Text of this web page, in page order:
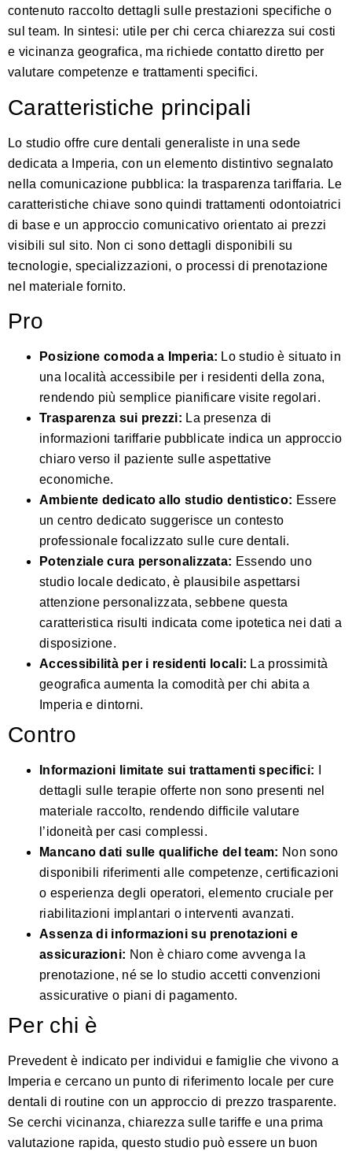
contenuto raccolto dettagli sulle prestazioni specifiche o
sul team. In sintesi: utile per chi cerca chiarezza sui costi
e vicinanza geografica, ma richiede contatto diretto per
valutare competenze e trattamenti specifici.
Caratteristiche principali
Lo studio offre cure dentali generaliste in una sede
dedicata a Imperia, con un elemento distintivo segnalato
nella comunicazione pubblica: la trasparenza tariffaria. Le
caratteristiche chiave sono quindi trattamenti odontoiatrici
di base e un approccio comunicativo orientato ai prezzi
visibili sul sito. Non ci sono dettagli disponibili su
tecnologie, specializzazioni, o processi di prenotazione
nel materiale fornito.
Pro
Posizione comoda a Imperia: Lo studio è situato in
una località accessibile per i residenti della zona,
rendendo più semplice pianificare visite regolari.
Trasparenza sui prezzi: La presenza di
informazioni tariffarie pubblicate indica un approccio
chiaro verso il paziente sulle aspettative
economiche.
Ambiente dedicato allo studio dentistico: Essere
un centro dedicato suggerisce un contesto
professionale focalizzato sulle cure dentali.
Potenziale cura personalizzata: Essendo uno
studio locale dedicato, è plausibile aspettarsi
attenzione personalizzata, sebbene questa
caratteristica risulti indicata come ipotetica nei dati a
disposizione.
Accessibilità per i residenti locali: La prossimità
geografica aumenta la comodità per chi abita a
Imperia e dintorni.
Contro
Informazioni limitate sui trattamenti specifici:
dettagli sulle terapie offerte non sono presenti nel
materiale raccolto, rendendo difficile valutare
l’idoneità per casi complessi.
Mancano dati sulle qualifiche del team: Non sono
disponibili riferimenti alle competenze, certificazioni
o esperienza degli operatori, elemento cruciale per
riabilitazioni implantari o interventi avanzati.
Assenza di informazioni su prenotazioni e
assicurazioni: Non è chiaro come avvenga la
prenotazione, né se lo studio accetti convenzioni
assicurative o piani di pagamento.
Per chi è
Prevedent è indicato per individui e famiglie che vivono a
Imperia e cercano un punto di riferimento locale per cure
dentali di routine con un approccio di prezzo trasparente.
Se cerchi vicinanza, chiarezza sulle tariffe e una prima
valutazione rapida, questo studio può essere un buon